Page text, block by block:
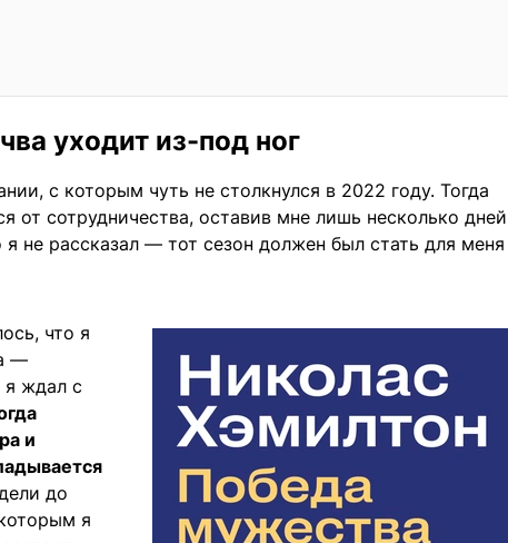
уходит из-под ног
с которым чуть не столкнулся в 2022 году. Тогда
от сотрудничества, оставив мне лишь несколько дней
я не рассказал — тот сезон должен был стать для меня
что я
—
я ждал с
и
до
я